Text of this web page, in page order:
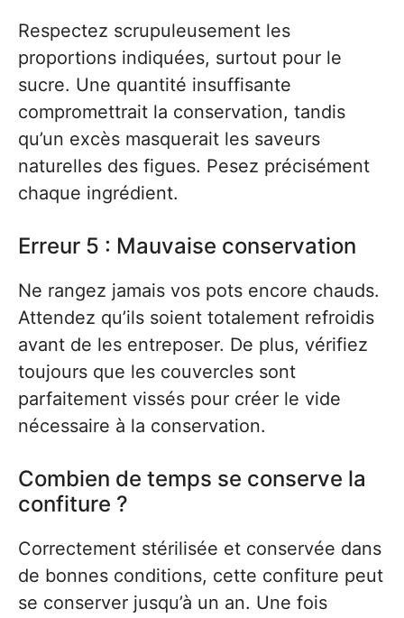
Respectez scrupuleusement les
proportions indiquées, surtout pour le
sucre. Une quantité insuffisante
compromettrait la conservation, tandis
qu’un excès masquerait les saveurs
naturelles des figues. Pesez précisément
chaque ingrédient.
Erreur 5 : Mauvaise conservation
Ne rangez jamais vos pots encore chauds.
Attendez qu’ils soient totalement refroidis
avant de les entreposer. De plus, vérifiez
toujours que les couvercles sont
parfaitement vissés pour créer le vide
nécessaire à la conservation.
Combien de temps se conserve la
confiture ?
Correctement stérilisée et conservée dans
de bonnes conditions, cette confiture peut
se conserver jusqu’à un an. Une fois